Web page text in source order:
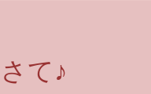
さて♪